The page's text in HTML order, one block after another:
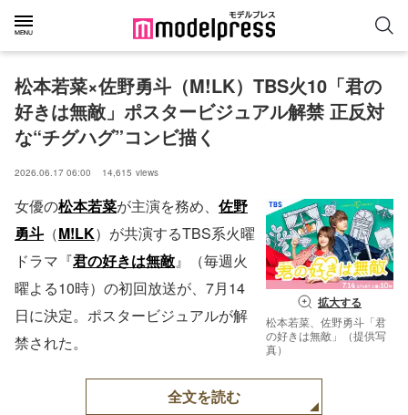
松本若菜×佐野勇斗（M!LK）TBS火10「君の
好きは無敵」ポスタービジュアル解禁 正反対
な“チグハグ”コンビ描く
2026.06.17 06:00 14,615 views
拡大する
松本若菜、佐野勇斗「君
の好きは無敵」（提供写
真）
女優の松本若菜が主演を務め、 佐野
勇斗 （M!LK）が共演するTBS系火曜
ドラマ『君の好きは無敵』（毎週火
曜よる10時）の初回放送が、7月14
日に決定。ポスタービジュアルが解
禁された。
全文を読む